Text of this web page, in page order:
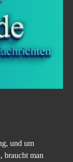
und um
braucht man